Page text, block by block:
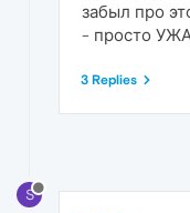
забыл про
- просто
3 Replies
S